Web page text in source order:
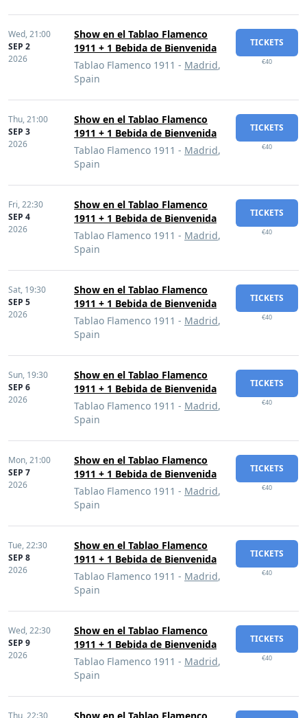
Wed,21:00
SEP 2
2026
Show en el Tablao Flamenco
1911 + 1 Bebida de Bienvenida
Tablao Flamenco 1911 - Madrid,
Spain
TICKETS
€40
Thu,21:00
SEP 3
2026
Show en el Tablao Flamenco
1911 + 1 Bebida de Bienvenida
Tablao Flamenco 1911 - Madrid,
Spain
TICKETS
€40
Fri,22:30
SEP 4
2026
Show en el Tablao Flamenco
1911 + 1 Bebida de Bienvenida
Tablao Flamenco 1911 - Madrid,
Spain
TICKETS
€40
Sat, 19:30
SEP 5
2026
Show en el Tablao Flamenco
1911 + 1 Bebida de Bienvenida
Tablao Flamenco 1911 - Madrid,
Spain
TICKETS
€40
Sun, 19:30
SEP 6
2026
Show en el Tablao Flamenco
1911 + 1 Bebida de Bienvenida
Tablao Flamenco 1911 - Madrid,
Spain
TICKETS
€40
Mon,21:00
SEP 7
2026
Show en el Tablao Flamenco
1911 + 1 Bebida de Bienvenida
Tablao Flamenco 1911 - Madrid,
Spain
TICKETS
€40
Tue,22:30
SEP 8
2026
Show en el Tablao Flamenco
1911 + 1 Bebida de Bienvenida
Tablao Flamenco 1911 - Madrid,
Spain
TICKETS
€40
Wed,22:30
SEP 9
2026
Show en el Tablao Flamenco
1911 + 1 Bebida de Bienvenida
Tablao Flamenco 1911 - Madrid,
Spain
TICKETS
€40
Thu,22:30